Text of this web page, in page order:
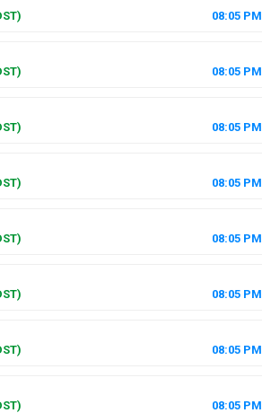
08:05PM
08:05PM
08:05PM
08:05PM
08:05PM
08:05PM
08:05PM
08:05PM